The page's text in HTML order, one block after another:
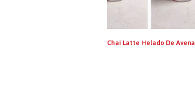
Chai Latte Helado De Avena